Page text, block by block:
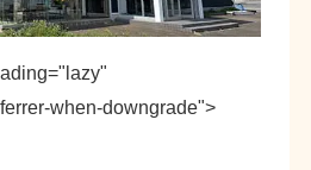
when-downgrade">